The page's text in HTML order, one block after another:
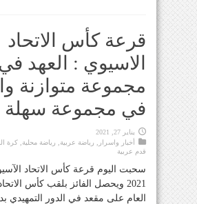
قرعة كأس الاتحاد
الاسيوي : العهد
مجموعة متوازنة
في مجموعة سهلة
يناير 27, 2021
أخبار واسرار
رياضة عربية رياضة محلية كرة
قدم عربية
سحبت اليوم قرعة كأس الاتحاد
2021 ويحصل الفائز بلقب كأس
العام على مقعد في الدور التمهيدي